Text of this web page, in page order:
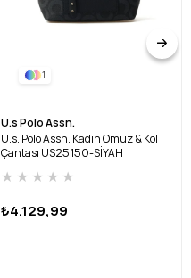
1
U.s Polo Assn.
U.s. Polo Assn. Kadın Omuz & Kol
Çantası US25150-SİYAH
★ ★ ★ ★ ★
₺4.129,99